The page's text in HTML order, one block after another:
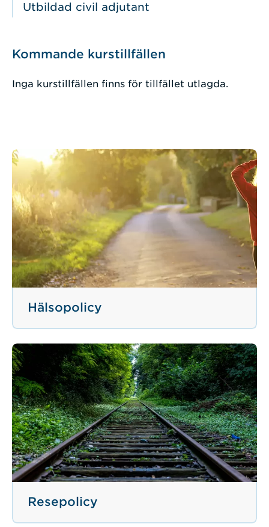
Utbildad civil adjutant
Kommande kurstillfällen
Inga kurstillfällen finns för tillfället utlagda.
Hälsopolicy
Resepolicy